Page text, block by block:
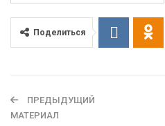
Поделиться
ПРЕДЫДУЩИЙ
МАТЕРИАЛ